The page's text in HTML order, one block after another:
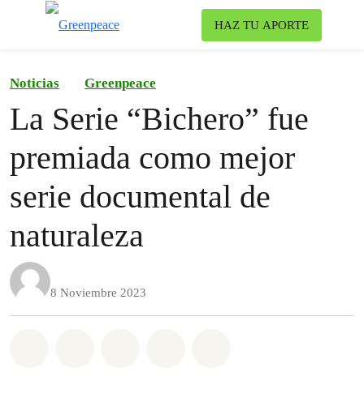
HAZ TU APORTE
Noticias Greenpeace
La Serie “Bichero” fue
premiada como mejor
serie documental de
naturaleza
8 Noviembre 2023